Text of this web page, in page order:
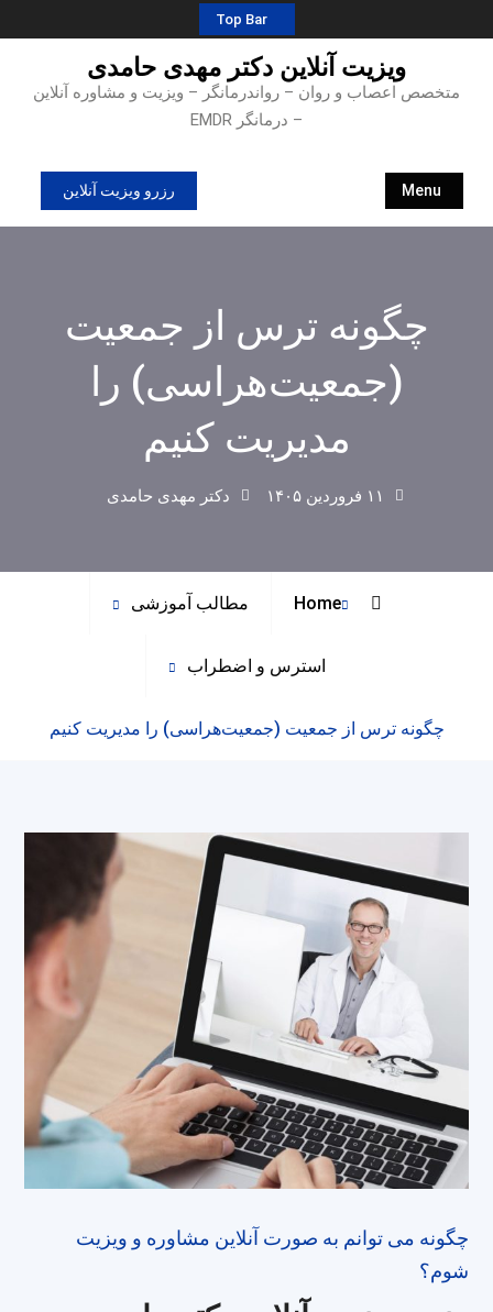
to
Top Bar
ویزیت آنلاین دکتر مهدی حامدی
متخصص اعصاب و روان – رواندرمانگر – ویزیت و مشاوره آنلاین
– درمانگر EMDR
Menu رزرو ویزیت آنلاین
چگونه ترس از جمعیت
(جمعیت‌هراسی) را
مدیریت کنیم
۱۱ فروردین ۱۴۰۵ دکتر مهدی حامدی
Home مطالب آموزشی
استرس و اضطراب
چگونه ترس از جمعیت (جمعیت‌هراسی) را مدیریت کنیم
چگونه می توانم به صورت آنلاین مشاوره و ویزیت
شوم؟